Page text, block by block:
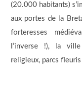
(20.000 habitants)
aux portes de la
forteresses
l’inverse !), la
religieux, parcs